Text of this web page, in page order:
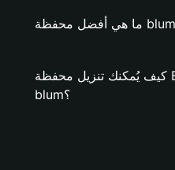
كيف يُمكنك تنزيل محفظة Bitget وإنشاء محفظة
blum؟